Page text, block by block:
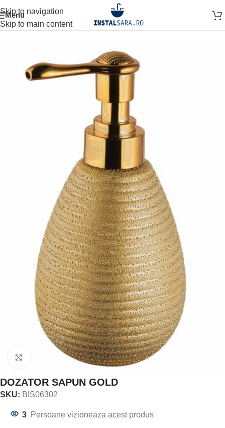
Skip to navigation
Skip to main content
Menu
Prima pagină ACCESORII BAIE ACCESORIU STATIV
Click to enlarge
DOZATOR SAPUN GOLD
SKU: BIS06302
3 Persoane vizioneaza acest produs